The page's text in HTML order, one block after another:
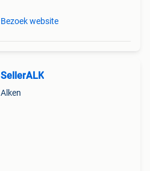
Bezoek website
SellerALK
Alken